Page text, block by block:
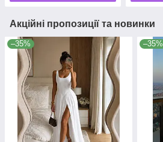
Акційні пропозиції та новинки
–35% –35%